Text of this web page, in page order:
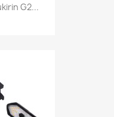
G2...